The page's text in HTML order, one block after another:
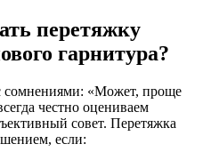
перетяжку
гарнитура?
сомнениями: «Может, проще
честно оцениваем
совет. Перетяжка
если: